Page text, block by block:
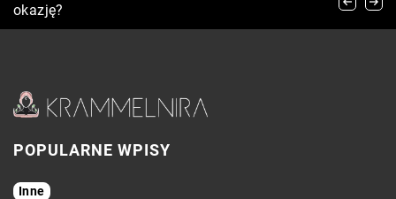
dziecka: kluczowe cechy i technologie
okazję?
Jak się z Nimi Uporać
POPULARNE WPISY
Inne